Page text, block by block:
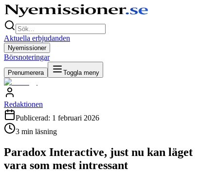
Aktuella erbjudanden
Nyemissioner
Börsnoteringar
Prenumerera Toggla meny
Redaktionen
Publicerad: 1 februari 2026
3 min läsning
Paradox Interactive, just nu kan läget
vara som mest intressant